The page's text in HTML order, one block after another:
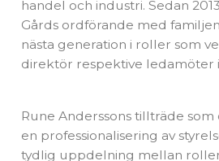
handel och industri. Sedan
Gårds ordförande med
nästa generation i roller som
direktör respektive ledamöter i
Rune Anderssons tillträde
en professionalisering av
tydlig uppdelning mellan